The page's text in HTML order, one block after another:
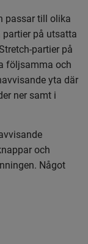
passar till olika
på utsatta
partier på
följsamma och
yta där
ner samt i
och
Något